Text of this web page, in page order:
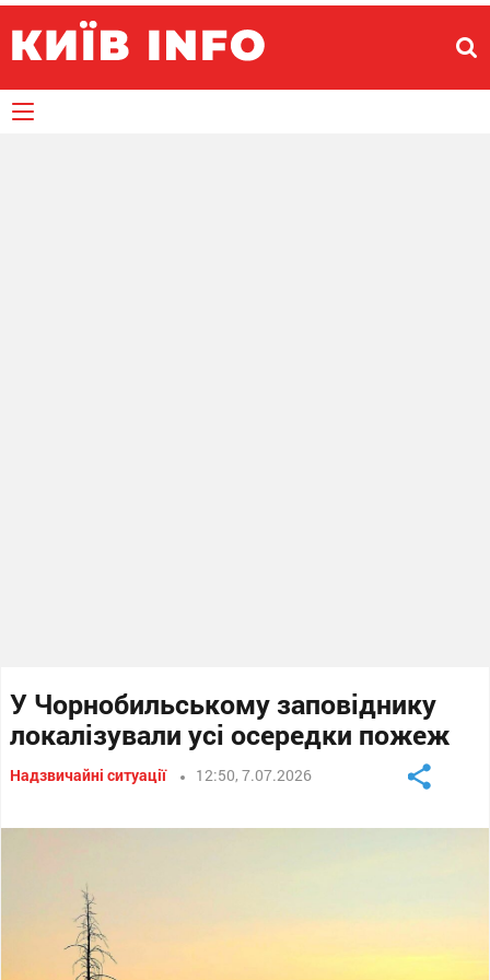
У Чорнобильському заповіднику
локалізували усі осередки пожеж
Надзвичайні ситуації 12:50, 7.07.2026